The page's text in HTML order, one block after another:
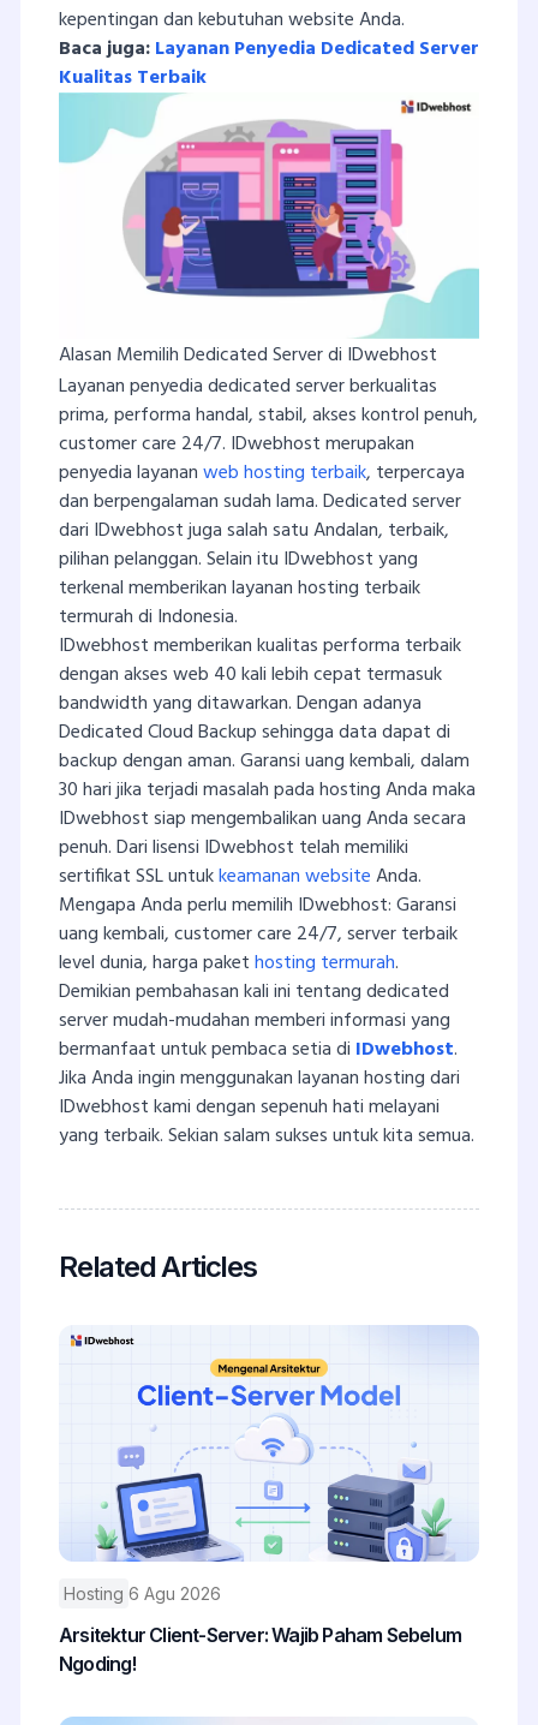
kepentingan dan kebutuhan website Anda.
Baca juga:Layanan Penyedia Dedicated Server
Kualitas Terbaik
Alasan Memilih Dedicated Server di IDwebhost
Layanan penyedia dedicated server berkualitas
prima, performa handal, stabil, akses kontrol penuh,
customer care 24/7. IDwebhost merupakan
penyedia layananweb hosting terbaik, terpercaya
dan berpengalaman sudah lama. Dedicated server
dari IDwebhost juga salah satu Andalan, terbaik,
pilihan pelanggan. Selain itu IDwebhost yang
terkenal memberikan layanan hosting terbaik
termurah di Indonesia.
IDwebhost memberikan kualitas performa terbaik
dengan akses web 40 kali lebih cepat termasuk
bandwidth yang ditawarkan. Dengan adanya
Dedicated Cloud Backup sehingga data dapat di
backup dengan aman. Garansi uang kembali, dalam
30 hari jika terjadi masalah pada hosting Anda maka
IDwebhost siap mengembalikan uang Anda secara
penuh. Dari lisensi IDwebhost telah memiliki
sertifikat SSL untukkeamanan websiteAnda.
Mengapa Anda perlu memilih IDwebhost: Garansi
uang kembali, customer care 24/7, server terbaik
level dunia, harga pakethosting termurah.
Demikian pembahasan kali ini tentang dedicated
server mudah-mudahan memberi informasi yang
bermanfaat untuk pembaca setia di IDwebhost.
Jika Anda ingin menggunakan layanan hosting dari
IDwebhost kami dengan sepenuh hati melayani
yang terbaik. Sekian salam sukses untuk kita semua.
Related Articles
Hosting 6 Agu 2026
Arsitektur Client-Server: Wajib Paham Sebelum
Ngoding!